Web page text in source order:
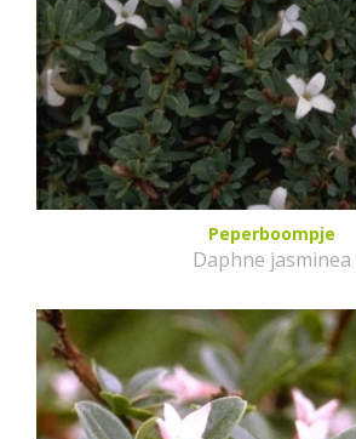
Peperboompje
Daphne jasminea